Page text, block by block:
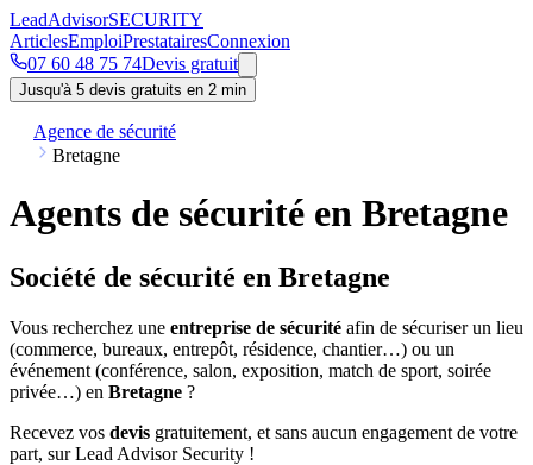
LeadAdvisorSECURITY
ArticlesEmploiPrestatairesConnexion
07 60 48 75 74Devis gratuit
Jusqu'à 5 devis gratuits en 2 min
Agence de sécurité
Bretagne
Agents de sécurité en Bretagne
Société de sécurité en Bretagne
Vous recherchez une entreprise de sécurité afin de sécuriser un lieu
(commerce, bureaux, entrepôt, résidence, chantier…) ou un
événement (conférence, salon, exposition, match de sport, soirée
privée…) en Bretagne ?
Recevez vos devis gratuitement, et sans aucun engagement de votre
part, sur Lead Advisor Security !